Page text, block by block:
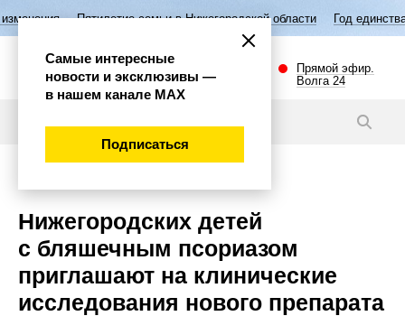
семьи в Нижегородской области Год единства народов России
Прямой эфир.
Волга 24
Нижегородских детей
с бляшечным псориазом
приглашают на клинические
исследования нового препарата
Самые интересные
новости и эксклюзивы —
в нашем канале МАХ
Подписаться